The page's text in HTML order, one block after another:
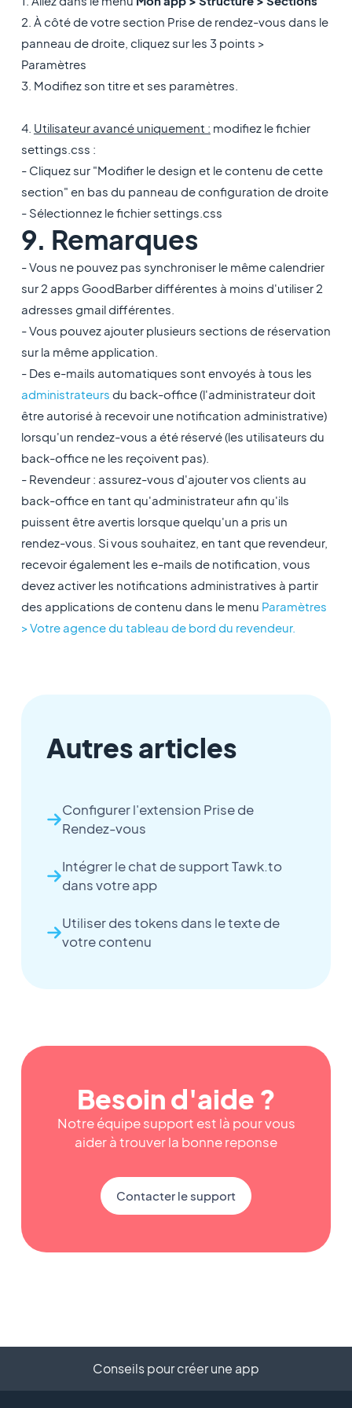
2. À côté de votre section Prise de rendez-vous dans le
panneau de droite, cliquez sur les 3 points >
Paramètres
3. Modifiez son titre et ses paramètres.
4. Utilisateur avancé uniquement : modifiez le fichier
settings.css :
- Cliquez sur "Modifier le design et le contenu de cette
section" en bas du panneau de configuration de droite
- Sélectionnez le fichier settings.css
9. Remarques
- Vous ne pouvez pas synchroniser le même calendrier
sur 2 apps GoodBarber différentes à moins d'utiliser 2
adresses gmail différentes.
- Vous pouvez ajouter plusieurs sections de réservation
sur la même application.
- Des e-mails automatiques sont envoyés à tous les
administrateurs du back-office (l'administrateur doit
être autorisé à recevoir une notification administrative)
lorsqu'un rendez-vous a été réservé (les utilisateurs du
back-office ne les reçoivent pas).
- Revendeur : assurez-vous d'ajouter vos clients au
back-office en tant qu'administrateur afin qu'ils
puissent être avertis lorsque quelqu'un a pris un
rendez-vous. Si vous souhaitez, en tant que revendeur,
recevoir également les e-mails de notification, vous
devez activer les notifications administratives à partir
des applications de contenu dans le menu Paramètres
> Votre agence du tableau de bord du revendeur.
Autres articles
Configurer l'extension Prise de
Rendez-vous
Intégrer le chat de support Tawk.to
dans votre app
Utiliser des tokens dans le texte de
votre contenu
Besoin d'aide ?
Notre équipe support est là pour vous
aider à trouver la bonne reponse
Contacter le support
Conseils pour créer une app